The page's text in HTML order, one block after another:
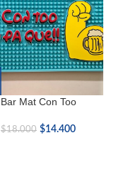
Bar Mat Con Too
$18.000 $14.400